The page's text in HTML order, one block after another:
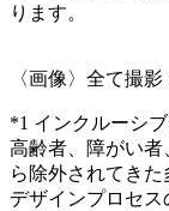
ります。
〈画像〉全て撮
*1 インクルーシ
高齢者、障がい
ら除外されてきた
デザインプロセ